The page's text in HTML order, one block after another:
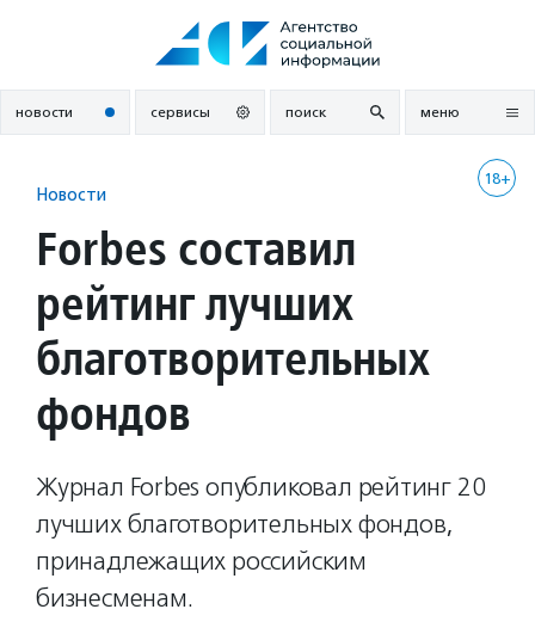
новости сервисы поиск меню
18+
Новости
Forbes составил
рейтинг лучших
благотворительных
фондов
Журнал Forbes опубликовал рейтинг 20
лучших благотворительных фондов,
принадлежащих российским
бизнесменам.